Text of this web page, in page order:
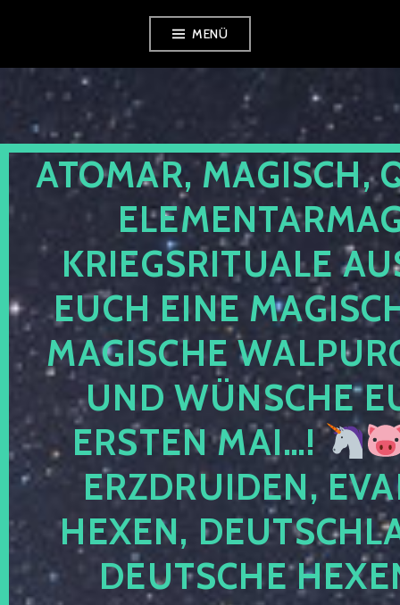
springen
MENÜ
ATOMAR, MAGISCH,
KRIEGSRITUALE
EUCH EINE
MAGISCHE
UND WÜNSCHE
ERSTEN MAI…!
ERZDRUIDEN,
HEXEN,
DEUTSCHE